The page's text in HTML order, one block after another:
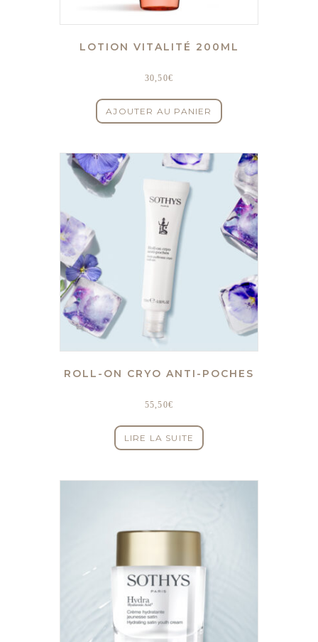
LOTION VITALITÉ 200ML
30,50€
AJOUTER AU PANIER
ROLL-ON CRYO ANTI-POCHES
55,50€
LIRE LA SUITE